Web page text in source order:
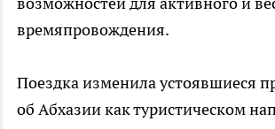
времяпровождения.
Поездка изменила устоявшиеся
об Абхазии как туристическом